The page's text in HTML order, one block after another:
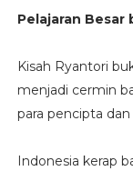
Pelajaran Besar
Kisah Ryantori
menjadi cermin
para pencipta
Indonesia kerap